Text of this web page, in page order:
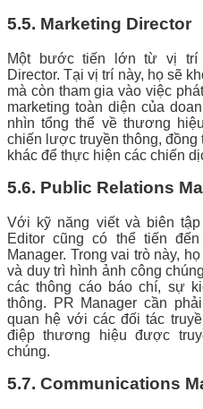
5.5. Marketing Director
Một bước tiến lớn từ vị trí
Director. Tại vị trí này, họ sẽ
mà còn tham gia vào việc
marketing toàn diện của
nhìn tổng thể về thương
chiến lược truyền thông,
khác để thực hiện các chiến
5.6. Public Relations
Với kỹ năng viết và biên
Editor cũng có thể tiến
Manager. Trong vai trò này,
và duy trì hình ảnh công
các thông cáo báo chí, sự
thông. PR Manager cần
quan hệ với các đối tác
điệp thương hiệu được
chúng.
5.7. Communications